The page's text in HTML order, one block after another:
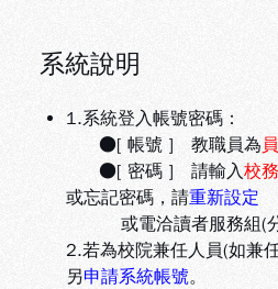
系統說明
1.系統登入帳號密碼：
●[ 帳號 ] 教職員為
●[ 密碼 ] 請輸入校
或忘記密碼，請重新設定
或電洽讀者服務組(分
2.若為校院兼任人員(如兼
另申請系統帳號。